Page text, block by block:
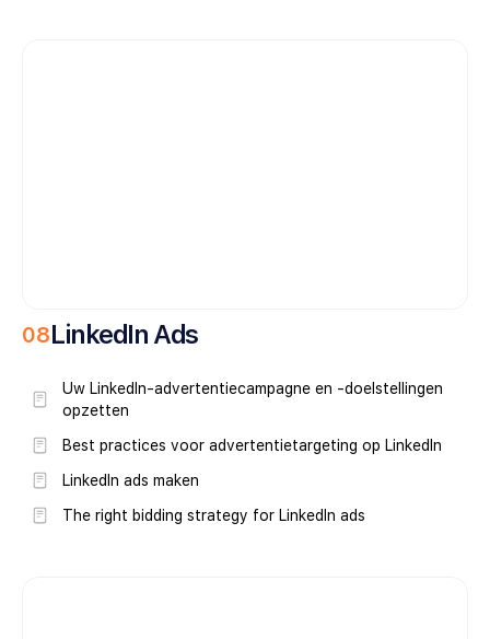
08LinkedIn Ads
Uw LinkedIn-advertentiecampagne en -doelstellingen
opzetten
Best practices voor advertentietargeting op LinkedIn
LinkedIn ads maken
The right bidding strategy for LinkedIn ads